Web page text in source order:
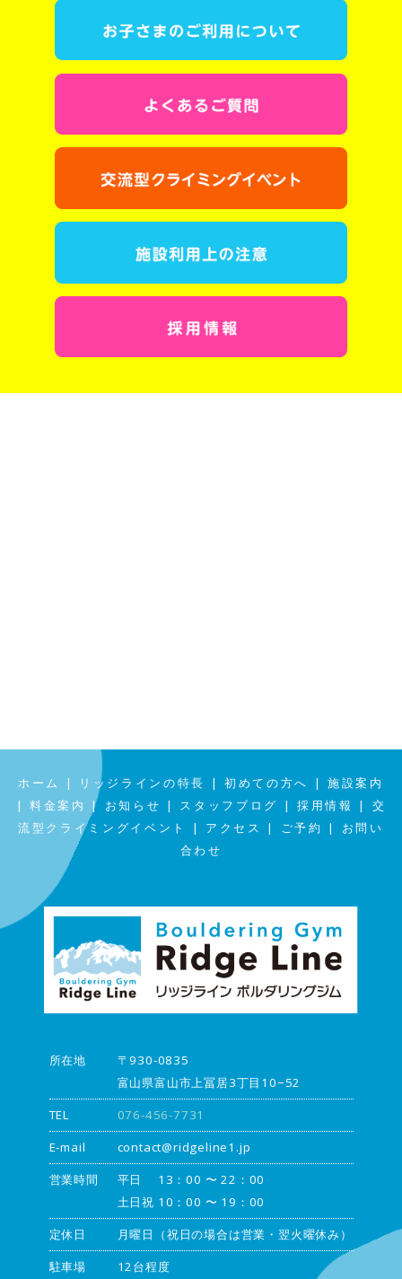
ホーム | リッジラインの特長 |初めての方へ |施設案内
| 料金案内 | お知らせ | スタッフブログ | 採用情報 |
交
流型クライミングイベント
| アクセス | ご予約 |
お問い
合わせ
所在地
〒930-0835
富山県富山市上冨居3丁目10−52
TEL
076-456-7731
E-mail
contact@ridgeline1.jp
営業時間
平日 13：00 〜 22：00
土日祝 10：00 〜 19：00
定休日
月曜日（祝日の場合は営業・翌火曜休み）
駐車場
12台程度